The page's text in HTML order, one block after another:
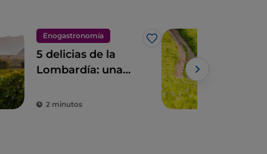
Enogastronomía
Me gusta
5 delicias de la
Lombardía: una
saborear
2 minutos